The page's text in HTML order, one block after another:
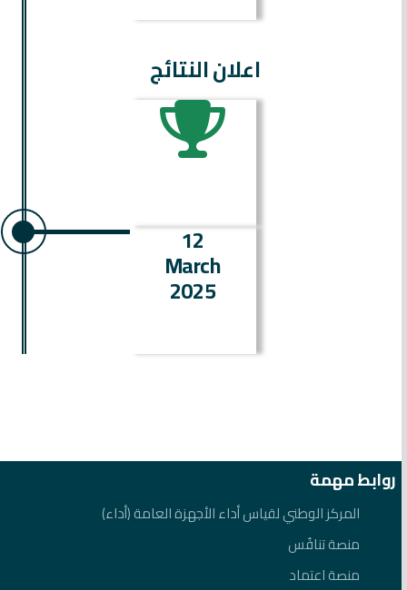
اعلان النتائج
12
March
2025
روابط مهمة
المركز الوطني لقياس أداء الأجهزة العامة (أداء)
منصة تنافُس
منصة اعتماد